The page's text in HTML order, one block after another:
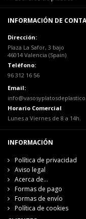
INFORMACIÓN DE
Dirección:
Plaza La Safor, 3 bajo
46014 Valencia (Spain)
Teléfono:
96 312 16 56
Email:
Horario Comercial
Lunes a Viernes de 8 a 14h.
INFORMACIÓN
Política de privacidad
Aviso legal
Acerca de...
Formas de pago
Formas de envío
Política de cookies